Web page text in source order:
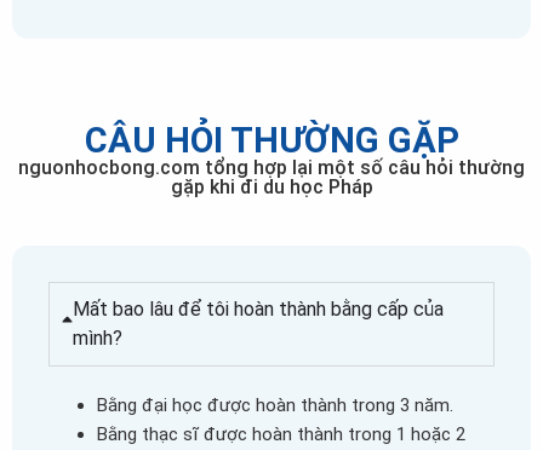
CÂU HỎI THƯỜNG GẶP
nguonhocbong.com tổng hợp lại một số câu hỏi thường
gặp khi đi du học Pháp
Mất bao lâu để tôi hoàn thành bằng cấp của
mình?
Bằng đại học được hoàn thành trong 3 năm.
Bằng thạc sĩ được hoàn thành trong 1 hoặc 2